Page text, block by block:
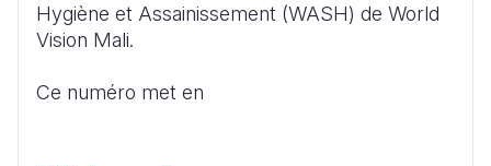
Hygiène et Assainissement (WASH) de World
Vision Mali.
Ce numéro met en